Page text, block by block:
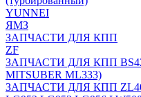
YUNNEI
ЯМЗ
ЗАПЧАСТИ ДЛЯ КПП
ZF
ЗАПЧАСТИ ДЛЯ КПП
MITSUBER ML333)
ЗАПЧАСТИ ДЛЯ КПП ZL40/